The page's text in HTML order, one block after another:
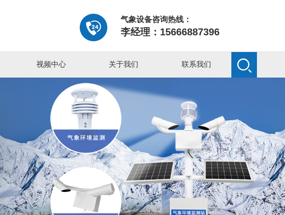
气象设备咨询热线：
李经理：15666887396
视频中心 关于我们 联系我们